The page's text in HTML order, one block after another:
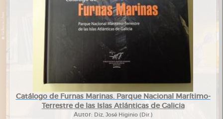
Catálogo de Furnas Marinas. Parque Nacional Marítimo-
Terrestre de las Islas Atlánticas de Galicia
Autor: Diz, José Higinio (Dir.)